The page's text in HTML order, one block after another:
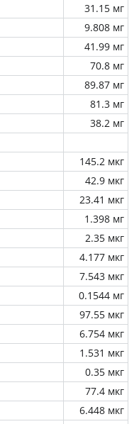
31.15 мг
9.808 мг
41.99 мг
70.8 мг
89.87 мг
81.3 мг
38.2 мг
145.2 мкг
42.9 мкг
23.41 мкг
1.398 мг
2.35 мкг
4.177 мкг
7.543 мкг
0.1544 мг
97.55 мкг
6.754 мкг
1.531 мкг
0.35 мкг
77.4 мкг
6.448 мкг